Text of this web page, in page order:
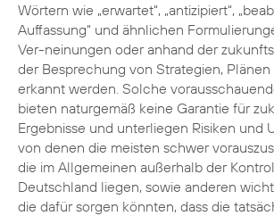
Wörtern wie „erwartet“, „antizipiert“,
Auffassung“ und ähnlichen
Ver-neinungen oder anhand der
der Besprechung von Strategien,
erkannt werden. Solche
bieten naturgemäß keine Garantie für
Ergebnisse und unterliegen Risiken und
von denen die meisten schwer
die im Allgemeinen außerhalb der
Deutschland liegen, sowie anderen
die dafür sorgen könnten, dass die